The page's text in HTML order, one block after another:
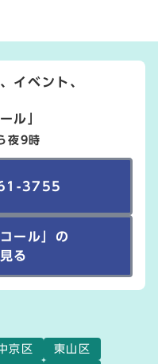
イベント、
ル」
夜9時
3755
ール」の
る
京区
東山区